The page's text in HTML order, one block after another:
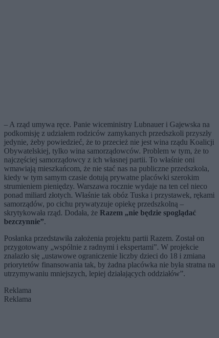
– A rząd umywa ręce. Panie wiceministry Lubnauer i Gajewska na
podkomisję z udziałem rodziców zamykanych przedszkoli przyszły
jedynie, żeby powiedzieć, że to przecież nie jest wina rządu Koalicji
Obywatelskiej, tylko wina samorządowców. Problem w tym, że to
najczęściej samorządowcy z ich własnej partii. To właśnie oni
wmawiają mieszkańcom, że nie stać nas na publiczne przedszkola,
kiedy w tym samym czasie dotują prywatne placówki szerokim
strumieniem pieniędzy. Warszawa rocznie wydaje na ten cel nieco
ponad miliard złotych. Właśnie tak obóz Tuska i przystawek, rękami
samorządów, po cichu prywatyzuje opiekę przedszkolną –
skrytykowała rząd. Dodała, że Razem „nie będzie spoglądać
bezczynnie”.
Posłanka przedstawiła założenia projektu partii Razem. Został on
przygotowany „wspólnie z radnymi i ekspertami”. W projekcie
znalazło się „ustawowe ograniczenie liczby dzieci do 18 i zmiana
priorytetów finansowania tak, by żadna placówka nie była stratna na
utrzymywaniu mniejszych, lepiej działających oddziałów”.
Reklama
Reklama